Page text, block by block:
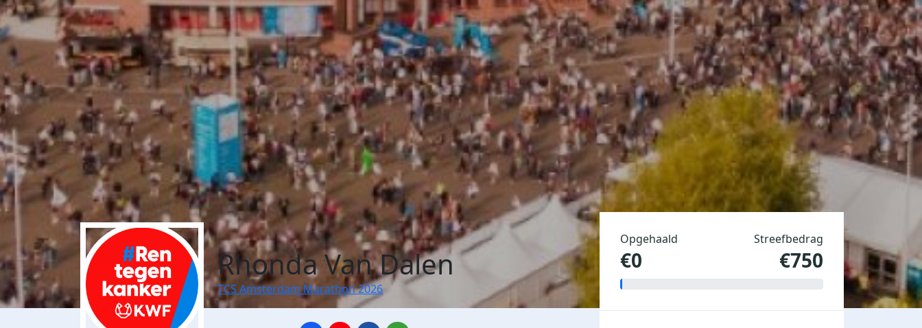
Rhonda Van Dalen
TCS Amsterdam Marathon 2026
Opgehaald
€0
Streefbedrag
€750